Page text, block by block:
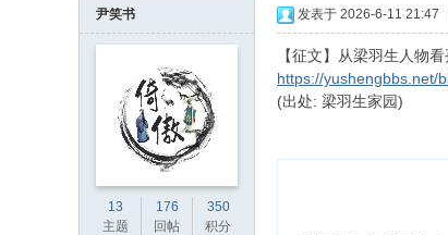
尹笑书
13
主题
176
回帖
350
积分
发表于 2026-6-11 21:47
【征文】从梁羽生人物
https://yushengbbs.net/
(出处: 梁羽生家园)